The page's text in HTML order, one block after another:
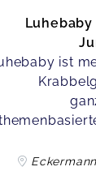
ist